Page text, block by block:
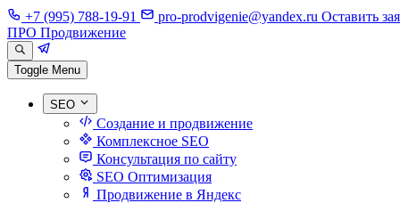
+7 (995) 788-19-91 pro-prodvigenie@yandex.ru Оставить
ПРО Продвижение
Toggle Menu
SEO
Создание и продвижение
Комплексное SEO
Консультация по сайту
SEO Оптимизация
Продвижение в Яндекс